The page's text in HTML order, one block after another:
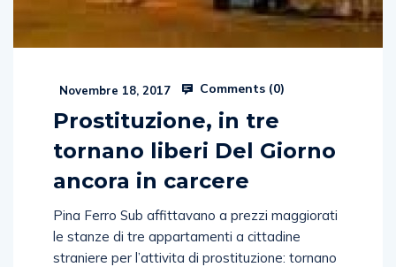
Novembre 18, 2017 Comments (0)
Prostituzione, in tre
tornano liberi Del Giorno
ancora in carcere
Pina Ferro Sub affittavano a prezzi maggiorati
le stanze di tre appartamenti a cittadine
straniere per l’attivita di prostituzione: tornano